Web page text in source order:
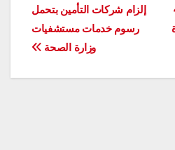
إلزام شركات التأمين بتحمل
رسوم خدمات مستشفيات
وزارة الصحة